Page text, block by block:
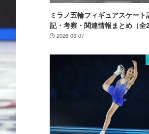
ミラノ五輪フィギュアスケー
記・考察・関連情報まとめ（全
2026-03-07